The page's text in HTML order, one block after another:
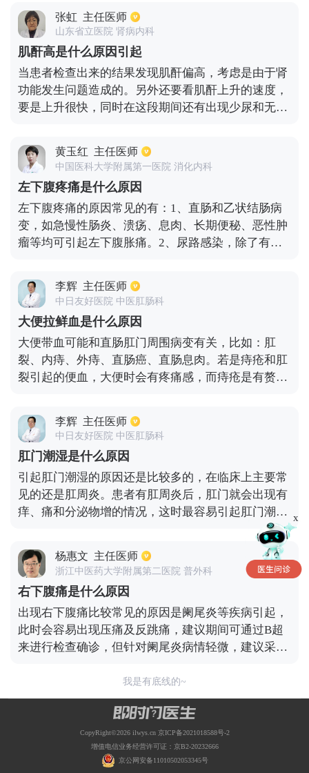
高。其次还有可能是食物造成的，就像检查的前一天
时间，服用蛋白之类的食物比较多，这样对第二天肌
酐检查就会造成影响，如果是这个方面造成就不用特
别去治疗。当然要是由于肾脏问题造成的，想要得到
有效的治疗，应该先找到发病的原因，针对性才能尽
快恢复。
张虹 主任医师
山东省立医院 肾病内科
肌酐高是什么原因引起
当患者检查出来的结果发现肌酐偏高，考虑是由于肾
功能发生问题造成的。另外还要看肌酐上升的速度，
要是上升很快，同时在这段期间还有出现少尿和无尿
的因素有很多，比如降压药物，抗生素或者甘露醇
等，这些都会造成急性肾衰竭。如果肌酐增高的速度
不是很快，很有可能是慢性肾脏病造成，这种又有很
多区分，比如遗传，原发性和继发性等，其中原发性
的病因不是很准确，继发性就是高血压或者糖尿病
等，遗传性就是Alport综合征等。
黄玉红 主任医师
中国医科大学附属第一医院 消化内科
左下腹疼痛是什么原因
左下腹疼痛的原因常见的有：1、直肠和乙状结肠病
变，如急慢性肠炎、溃疡、息肉、长期便秘、恶性肿
瘤等均可引起左下腹胀痛。2、尿路感染，除了有下
状。3、部分妇科疾病也可引起左下腹疼痛。如急性
子宫内膜炎、卵巢炎、盆腔炎等。
李辉 主任医师
中日友好医院 中医肛肠科
大便拉鲜血是什么原因
大便带血可能和直肠肛门周围病变有关，比如：肛
裂、内痔、外痔、直肠癌、直肠息肉。若是痔疮和肛
裂引起的便血，大便时会有疼痛感，而痔疮是有赘生
对于大便便血不伴有肛门疼痛时需要警惕有直肠癌的
风险，需要去医院进行检查，明确病因。
李辉 主任医师
中日友好医院 中医肛肠科
肛门潮湿是什么原因
引起肛门潮湿的原因还是比较多的，在临床上主要常
见的还是肛周炎。患者有肛周炎后，肛门就会出现有
痒、痛和分泌物增的情况，这时最容易引起肛门潮
湿，而且有一些比较严重的患者，还会出现皮肤糜烂
和溃疡等，如果引起渗出还会加重肛门潮湿的症状。
另外，如果患者还有合并其它的肛肠疾病，例如肛周
脓肿、混合痔、肛瘘等肛肠疾病等，也是会引起出现
肛门潮湿的。当患者发现有以上症状时，一定要马上
到正规的肛肠科门诊就诊，在排除了原发病灶后，就
可以治愈和缓解肛门潮湿的症状。如果还有其它原
因，可以再咨询皮肤科。
杨惠文 主任医师
浙江中医药大学附属第二医院 普外科
右下腹痛是什么原因
出现右下腹痛比较常见的原因是阑尾炎等疾病引起，
此时会容易出现压痛及反跳痛，建议期间可通过B超
来进行检查确诊，但针对阑尾炎病情轻微，建议采用
是需要及时采用手术的方式来治疗的。除此之外也有
部分女性在患有附件炎等疾病，此时也会造成右侧下
腹疼痛，这种情况也是需要采取消炎药物来防止病情
发展，同时饮食要以清淡为主。
我是有底线的~
CopyRight©2026 ilwys.cn 京ICP备2021018588号-2
增值电信业务经营许可证：京B2-20232666
京公网安备11010502053345号
x